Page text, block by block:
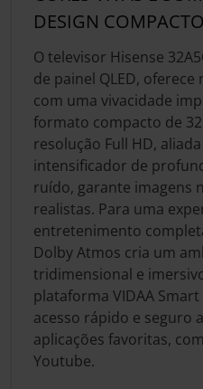
DESIGN COMPACTO
O televisor Hisense
de painel QLED,
com uma vivacidade
formato compacto de
resolução Full HD,
intensificador de
ruído, garante imagens
realistas. Para uma
entretenimento
Dolby Atmos cria um
tridimensional e
plataforma VIDAA
acesso rápido e seguro
aplicações favoritas,
Youtube.